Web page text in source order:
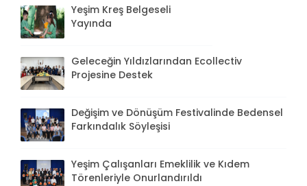
Yeşim Kreş Belgeseli
Yayında
Geleceğin Yıldızlarından Ecollectiv
Projesine Destek
Değişim ve Dönüşüm Festivalinde Bedensel
Farkındalık Söyleşisi
Yeşim Çalışanları Emeklilik ve Kıdem
Törenleriyle Onurlandırıldı